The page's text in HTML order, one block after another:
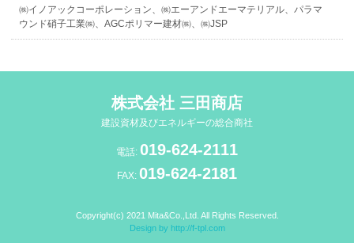
㈱イノアックコーポレーション、㈱エーアンドエーマテリアル、パラマ
ウンド硝子工業㈱、AGCポリマー建材㈱、㈱JSP
株式会社 三田商店
建設資材及びエネルギーの総合商社
電話: 019-624-2111
FAX: 019-624-2181
Copyright(c) 2021 Mita&Co.,Ltd. All Rights Reserved.
Design by http://f-tpl.com